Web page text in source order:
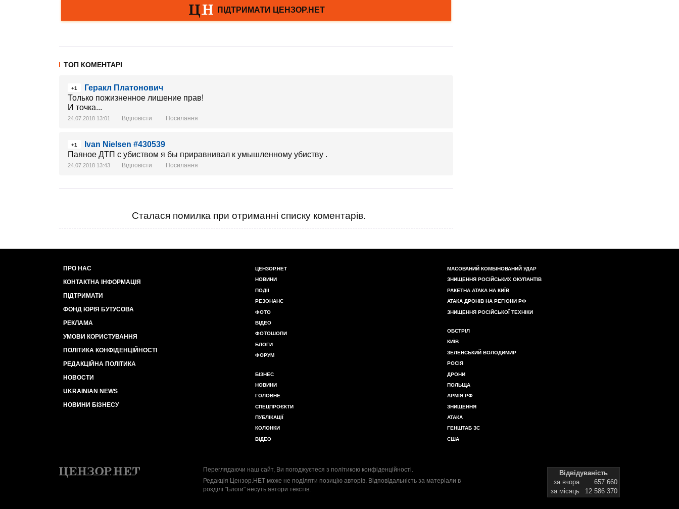
ТОП КОМЕНТАРІ
+1
Геракл Платонович
Только пожизненное лишение прав!
И точка...
24.07.2018 13:01 Відповісти Посилання
+1
Ivan Nielsen #430539
Паяное ДТП с убиством я бы приравнивал к умышленному убиству .
24.07.2018 13:43 Відповісти Посилання
Сталася помилка при отриманні списку коментарів.
ПРО НАС
КОНТАКТНА ІНФОРМАЦІЯ
ПІДТРИМАТИ
ФОНД ЮРІЯ БУТУСОВА
РЕКЛАМА
УМОВИ КОРИСТУВАННЯ
ПОЛІТИКА КОНФІДЕНЦІЙНОСТІ
РЕДАКЦІЙНА ПОЛІТИКА
НОВОСТИ
UKRAINIAN NEWS
НОВИНИ БІЗНЕСУ
ЦЕНЗОР.НЕТ
НОВИНИ
ПОДІЇ
РЕЗОНАНС
ФОТО
ВІДЕО
ФОТОШОПИ
БЛОГИ
ФОРУМ
БІЗНЕС
НОВИНИ
ГОЛОВНЕ
СПЕЦПРОЄКТИ
ПУБЛІКАЦІЇ
КОЛОНКИ
ВІДЕО
МАСОВАНИЙ КОМБІНОВАНИЙ УДАР
ЗНИЩЕННЯ РОСІЙСЬКИХ ОКУПАНТІВ
РАКЕТНА АТАКА НА КИЇВ
АТАКА ДРОНІВ НА РЕГІОНИ РФ
ЗНИЩЕННЯ РОСІЙСЬКОЇ ТЕХНІКИ
ОБСТРІЛ
КИЇВ
ЗЕЛЕНСЬКИЙ ВОЛОДИМИР
РОСІЯ
ДРОНИ
ПОЛЬЩА
АРМІЯ РФ
ЗНИЩЕННЯ
АТАКА
ГЕНШТАБ ЗС
США
Переглядаючи наш сайт, Ви погоджуєтеся з політикою конфіденційності.
Редакція Цензор.НЕТ може не поділяти позицію авторів. Відповідальність за матеріали в
розділі "Блоги" несуть автори текстів.
Відвідуваність
за вчора
657 660
за місяць
12 586 370